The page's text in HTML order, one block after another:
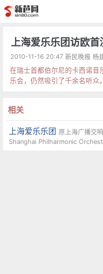
上海爱乐乐团访欧首
2010-11-16 20:47 新民晚报 杨
在瑞士首都伯尔尼的卡西诺音
乐会，仍然吸引了千余名听众。
相关
上海爱乐乐团 原上海广播交
Shanghai Philharmonic